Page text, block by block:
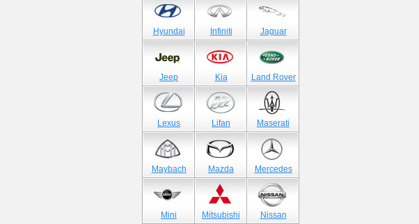
Hyundai Infiniti Jaguar
Jeep Kia Land Rover
Lexus Lifan Maserati
Maybach Mazda Mercedes
Mini Mitsubishi Nissan